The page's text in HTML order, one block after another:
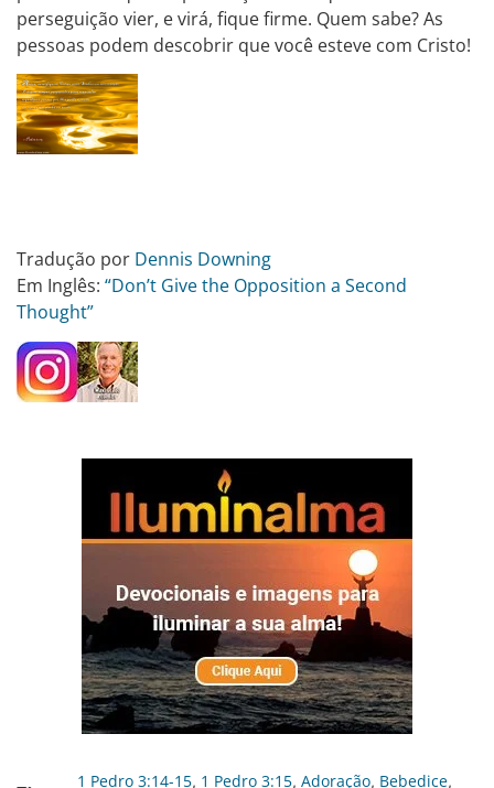
perseguição vier, e virá, fique firme. Quem sabe? As
pessoas podem descobrir que você esteve com Cristo!
Tradução por Dennis Downing
Em Inglês: “Don’t Give the Opposition a Second
Thought”
1 Pedro 3:14-15, 1 Pedro 3:15, Adoração, Bebedice,